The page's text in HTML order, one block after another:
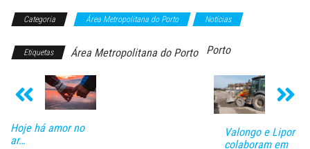
Categoria Área Metropolitana do Porto Notícias
Etiquetas Área Metropolitana do Porto Porto
Hoje há amor no
ar…
Valongo e Lipor
colaboram em